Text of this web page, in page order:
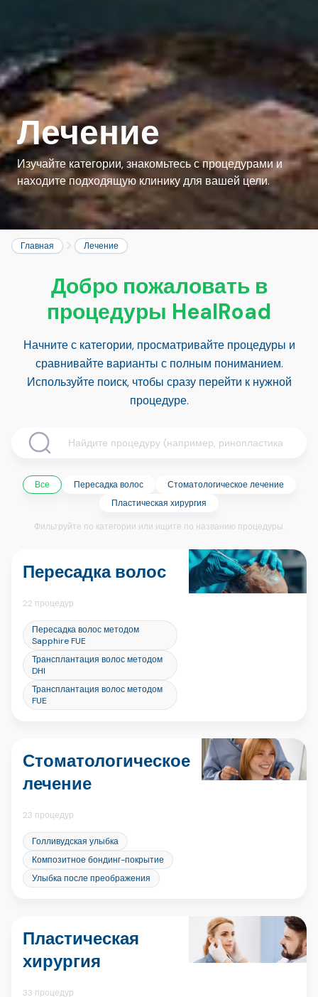
Лечение
Изучайте категории, знакомьтесь с процедурами и
находите подходящую клинику для вашей цели.
Главная Лечение
Добро пожаловать в
процедуры HealRoad
Начните с категории, просматривайте процедуры и
сравнивайте варианты с полным пониманием.
Используйте поиск, чтобы сразу перейти к нужной
процедуре.
Все Пересадка волос
Стоматологическое лечение
Пластическая хирургия
Фильтруйте по категории или ищите по названию процедуры.
Пересадка волос
22 процедур
Пересадка волос методом
Sapphire FUE
Трансплантация волос методом
DHI
Трансплантация волос методом
FUE
Стоматологическое
лечение
23 процедур
Голливудская улыбка
Композитное бондинг-покрытие
Улыбка после преображения
Пластическая
хирургия
33 процедур